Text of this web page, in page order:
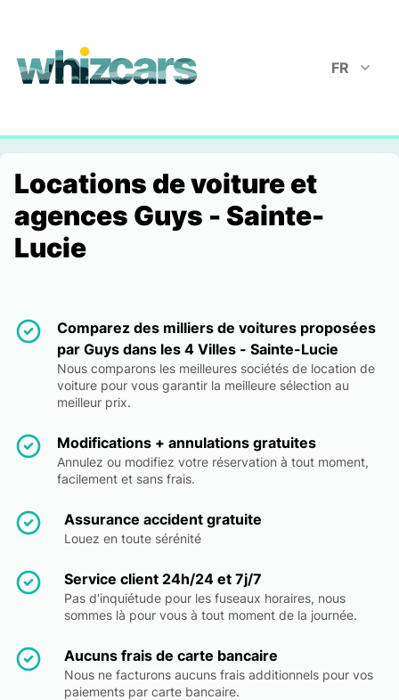
whizcars.com
FR
Locations de voiture et
agences Guys - Sainte-
Lucie
Comparez des milliers de voitures proposées
par Guys dans les 4 Villes - Sainte-Lucie
Nous comparons les meilleures sociétés de location de
voiture pour vous garantir la meilleure sélection au
meilleur prix.
Modifications + annulations gratuites
Annulez ou modifiez votre réservation à tout moment,
facilement et sans frais.
Assurance accident gratuite
Louez en toute sérénité
Service client 24h/24 et 7j/7
Pas d'inquiétude pour les fuseaux horaires, nous
sommes là pour vous à tout moment de la journée.
Aucuns frais de carte bancaire
Nous ne facturons aucuns frais additionnels pour vos
paiements par carte bancaire.